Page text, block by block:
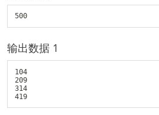
500
输出数据 1
104
209
314
419